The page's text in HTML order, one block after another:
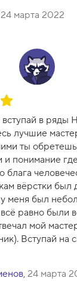
24 марта 2022
в ряды
лучшие
ты
и понимание
блага
вёрстки был
у меня был
равно были
мой
Вступай на
, 24 марта